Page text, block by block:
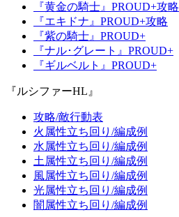
『黄金の騎士』PROUD+攻略
『エキドナ』PROUD+攻略
『紫の騎士』PROUD+
『ナル･グレート』PROUD+
『ギルベルト』PROUD+
『ルシファーHL』
攻略/敵行動表
火属性立ち回り/編成例
水属性立ち回り/編成例
土属性立ち回り/編成例
風属性立ち回り/編成例
光属性立ち回り/編成例
闇属性立ち回り/編成例